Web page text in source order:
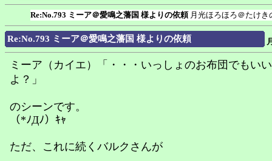
Re:No.793 ミーア＠愛鳴之藩国 様よりの依頼 月光ほろほろ＠たけき
Re:No.793 ミーア＠愛鳴之藩国 様よりの依頼
ミーア（カイエ）「・・・いっしょのお布団でもい
よ？」
のシーンです。
（*ﾉДﾉ）ｷｬ
ただ、これに続くバルクさんが